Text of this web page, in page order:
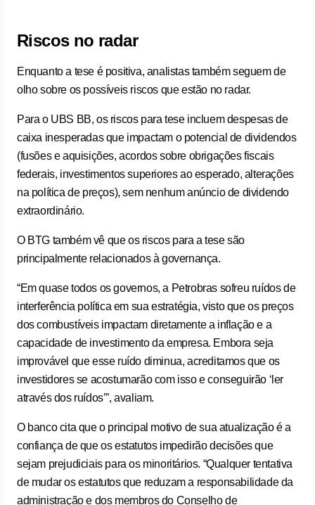
Riscos no radar
Enquanto a tese é positiva, analistas também seguem de
olho sobre os possíveis riscos que estão no radar.
Para o UBS BB, os riscos para tese incluem despesas de
caixa inesperadas que impactam o potencial de dividendos
(fusões e aquisições, acordos sobre obrigações fiscais
federais, investimentos superiores ao esperado, alterações
na política de preços), sem nenhum anúncio de dividendo
extraordinário.
O BTG também vê que os riscos para a tese são
principalmente relacionados à governança.
“Em quase todos os governos, a Petrobras sofreu ruídos de
interferência política em sua estratégia, visto que os preços
dos combustíveis impactam diretamente a inflação e a
capacidade de investimento da empresa. Embora seja
improvável que esse ruído diminua, acreditamos que os
investidores se acostumarão com isso e conseguirão ‘ler
através dos ruídos’”, avaliam.
O banco cita que o principal motivo de sua atualização é a
confiança de que os estatutos impedirão decisões que
sejam prejudiciais para os minoritários. “Qualquer tentativa
de mudar os estatutos que reduzam a responsabilidade da
administração e dos membros do Conselho de